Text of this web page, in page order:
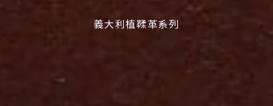
義大利植鞣革系列